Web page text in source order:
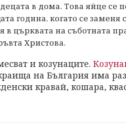
в дома. Това яйце се
година, когато се заменя
в църквата на съботната
Христова.
и козунаците.
на България има
кравай, кошара,